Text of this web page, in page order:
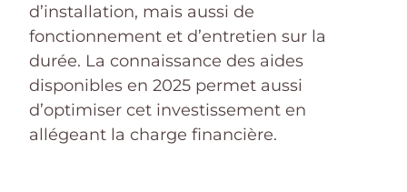
d’installation, mais aussi de
fonctionnement et d’entretien sur la
durée. La connaissance des aides
disponibles en 2025 permet aussi
d’optimiser cet investissement en
allégeant la charge financière.